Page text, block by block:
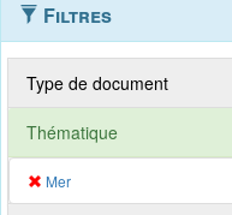
Filtres
Type de document
Thématique
Mer